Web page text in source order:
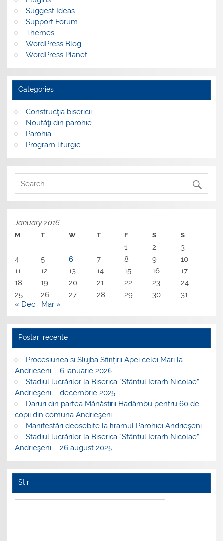
Suggest Ideas
Support Forum
Themes
WordPress Blog
WordPress Planet
Categories
Construcţia bisericii
Noutăţi din parohie
Parohia
Program liturgic
January 2016
M T W T F S S
1 2
3
4
5 6 7 8 9
10
11
12 13 14 15 16
17
18
19 20 21 22 23
24
25
26 27 28 29 30
31
« Dec
Mar »
Postari recente
Procesiunea și Slujba Sfințirii Apei celei Mari la
Andrieșeni – 6 ianuarie 2026
Stadiul lucrărilor la Biserica “Sfântul Ierarh Nicolae” –
Andrieşeni – decembrie 2025
Daruri din partea Mănăstirii Hadâmbu pentru 60 de
copii din comuna Andrieşeni
Manifestări deosebite la hramul Parohiei Andrieşeni
Stadiul lucrărilor la Biserica “Sfântul Ierarh Nicolae” –
Andrieşeni – 26 august 2025
Stiri